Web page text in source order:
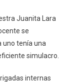
Juanita Lara
se
uno tenía una
simulacro.
internas